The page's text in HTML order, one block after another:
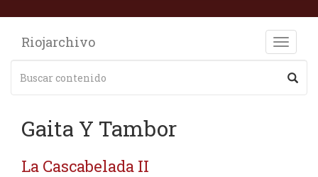
Toggle
Riojarchivo
Gaita Y Tambor
La Cascabelada II